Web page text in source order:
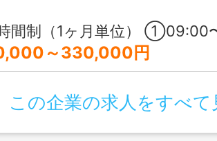
〜18:00 ②13:00〜22:00 ③00:00〜23:59の間で4時間以上 就業時間は①②を基本とし、運行表により変動します
～330,000円
この企業の求人をすべて